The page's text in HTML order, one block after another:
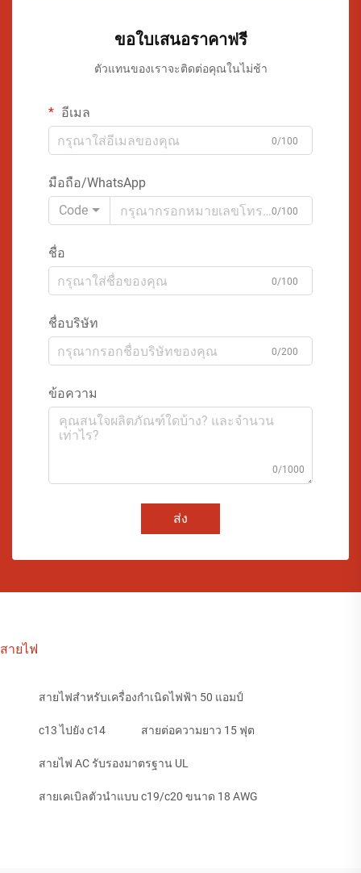
ขอใบเสนอราคาฟรี
ตัวแทนของเราจะติดต่อคุณในไม่ช้า
อีเมล
0/100
มือถือ/WhatsApp
Code
0/100
ชื่อ
0/100
ชื่อบริษัท
0/200
ข้อความ
0/1000
ส่ง
สายไฟ
สายไฟสำหรับเครื่องกำเนิดไฟฟ้า 50 แอมป์
c13 ไปยัง c14 สายต่อความยาว 15 ฟุต
สายไฟ AC รับรองมาตรฐาน UL
สายเคเบิลตัวนำแบบ c19/c20 ขนาด 18 AWG